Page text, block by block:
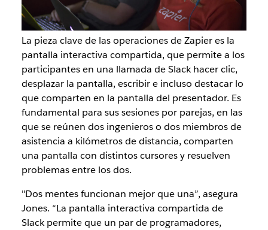
La pieza clave de las operaciones de Zapier es la
pantalla interactiva compartida, que permite a los
participantes en una llamada de Slack hacer clic,
desplazar la pantalla, escribir e incluso destacar lo
que comparten en la pantalla del presentador. Es
fundamental para sus sesiones por parejas, en las
que se reúnen dos ingenieros o dos miembros de
asistencia a kilómetros de distancia, comparten
una pantalla con distintos cursores y resuelven
problemas entre los dos.
"Dos mentes funcionan mejor que una”, asegura
Jones. “La pantalla interactiva compartida de
Slack permite que un par de programadores,